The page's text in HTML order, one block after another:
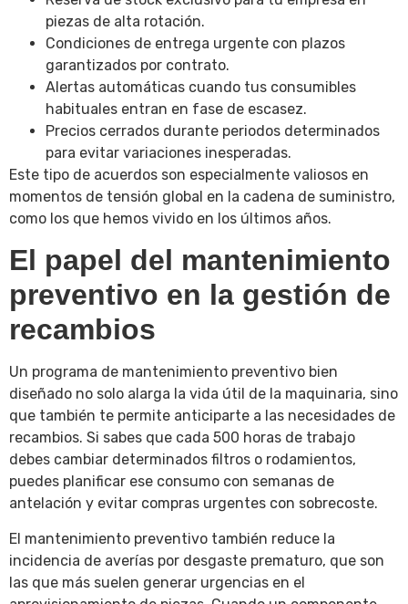
piezas de alta rotación.
Condiciones de entrega urgente con plazos
garantizados por contrato.
Alertas automáticas cuando tus consumibles
habituales entran en fase de escasez.
Precios cerrados durante periodos determinados
para evitar variaciones inesperadas.
Este tipo de acuerdos son especialmente valiosos en
momentos de tensión global en la cadena de suministro,
como los que hemos vivido en los últimos años.
El papel del mantenimiento
preventivo en la gestión de
recambios
Un programa de mantenimiento preventivo bien
diseñado no solo alarga la vida útil de la maquinaria, sino
que también te permite anticiparte a las necesidades de
recambios. Si sabes que cada 500 horas de trabajo
debes cambiar determinados filtros o rodamientos,
puedes planificar ese consumo con semanas de
antelación y evitar compras urgentes con sobrecoste.
El mantenimiento preventivo también reduce la
incidencia de averías por desgaste prematuro, que son
las que más suelen generar urgencias en el